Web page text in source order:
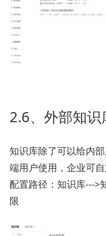
2.6、外部知识
知识库除了可以给内
端用户使用，企业可
配置路径：知识库--->
限